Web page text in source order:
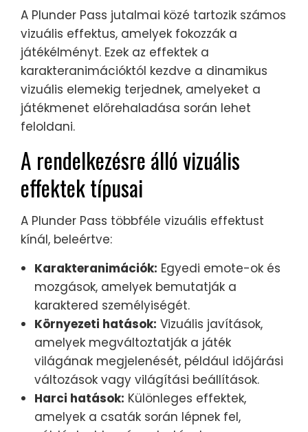
A Plunder Pass jutalmai közé tartozik számos
vizuális effektus, amelyek fokozzák a
játékélményt. Ezek az effektek a
karakteranimációktól kezdve a dinamikus
vizuális elemekig terjednek, amelyeket a
játékmenet előrehaladása során lehet
feloldani.
A rendelkezésre álló vizuális
effektek típusai
A Plunder Pass többféle vizuális effektust
kínál, beleértve:
Karakteranimációk: Egyedi emote-ok és
mozgások, amelyek bemutatják a
karaktered személyiségét.
Környezeti hatások: Vizuális javítások,
amelyek megváltoztatják a játék
világának megjelenését, például időjárási
változások vagy világítási beállítások.
Harci hatások: Különleges effektek,
amelyek a csaták során lépnek fel,